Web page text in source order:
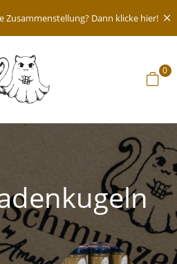
Zusammenstellung? Dann klicke hier!
0